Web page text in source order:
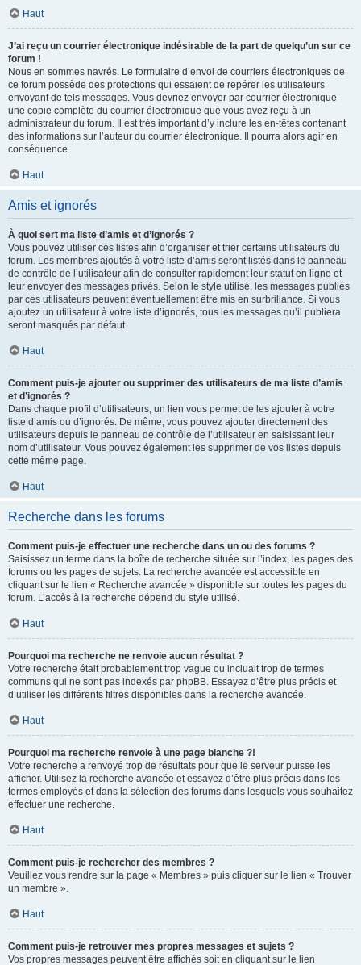
Haut
J’ai reçu un courrier électronique indésirable de la part de quelqu’un sur ce
forum !
Nous en sommes navrés. Le formulaire d’envoi de courriers électroniques de
ce forum possède des protections qui essaient de repérer les utilisateurs
envoyant de tels messages. Vous devriez envoyer par courrier électronique
une copie complète du courrier électronique que vous avez reçu à un
administrateur du forum. Il est très important d’y inclure les en-têtes contenant
des informations sur l’auteur du courrier électronique. Il pourra alors agir en
conséquence.
Haut
Amis et ignorés
À quoi sert ma liste d’amis et d’ignorés ?
Vous pouvez utiliser ces listes afin d’organiser et trier certains utilisateurs du
forum. Les membres ajoutés à votre liste d’amis seront listés dans le panneau
de contrôle de l’utilisateur afin de consulter rapidement leur statut en ligne et
leur envoyer des messages privés. Selon le style utilisé, les messages publiés
par ces utilisateurs peuvent éventuellement être mis en surbrillance. Si vous
ajoutez un utilisateur à votre liste d’ignorés, tous les messages qu’il publiera
seront masqués par défaut.
Haut
Comment puis-je ajouter ou supprimer des utilisateurs de ma liste d’amis
et d’ignorés ?
Dans chaque profil d’utilisateurs, un lien vous permet de les ajouter à votre
liste d’amis ou d’ignorés. De même, vous pouvez ajouter directement des
utilisateurs depuis le panneau de contrôle de l’utilisateur en saisissant leur
nom d’utilisateur. Vous pouvez également les supprimer de vos listes depuis
cette même page.
Haut
Recherche dans les forums
Comment puis-je effectuer une recherche dans un ou des forums ?
Saisissez un terme dans la boîte de recherche située sur l’index, les pages des
forums ou les pages de sujets. La recherche avancée est accessible en
cliquant sur le lien « Recherche avancée » disponible sur toutes les pages du
forum. L’accès à la recherche dépend du style utilisé.
Haut
Pourquoi ma recherche ne renvoie aucun résultat ?
Votre recherche était probablement trop vague ou incluait trop de termes
communs qui ne sont pas indexés par phpBB. Essayez d’être plus précis et
d’utiliser les différents filtres disponibles dans la recherche avancée.
Haut
Pourquoi ma recherche renvoie à une page blanche ?!
Votre recherche a renvoyé trop de résultats pour que le serveur puisse les
afficher. Utilisez la recherche avancée et essayez d’être plus précis dans les
termes employés et dans la sélection des forums dans lesquels vous souhaitez
effectuer une recherche.
Haut
Comment puis-je rechercher des membres ?
Veuillez vous rendre sur la page « Membres » puis cliquer sur le lien « Trouver
un membre ».
Haut
Comment puis-je retrouver mes propres messages et sujets ?
Vos propres messages peuvent être affichés soit en cliquant sur le lien